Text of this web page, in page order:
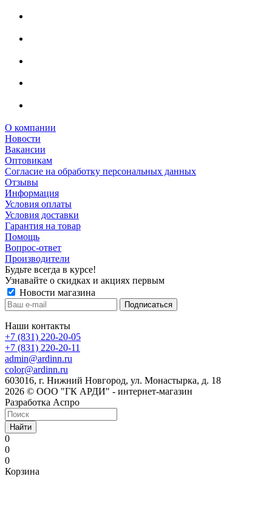
О компании
Новости
Вакансии
Оптовикам
Cогласие на обработку персональных данных
Отзывы
Информация
Условия оплаты
Условия доставки
Гарантия на товар
Помощь
Вопрос-ответ
Производители
Будьте всегда в курсе!
Узнавайте о скидках и акциях первым
Новости магазина
Наши контакты
+7 (831) 220-20-05
+7 (831) 220-20-11
admin@ardinn.ru
color@ardinn.ru
603016, г. Нижний Новгород, ул. Монастырка, д. 18
2026 © ООО "ГК АРДИ" - интернет-магазин
Разработка Аспро
Найти
0
0
0
Корзина